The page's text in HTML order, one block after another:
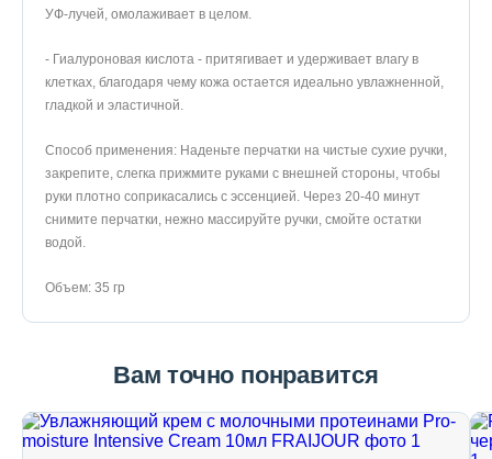
УФ-лучей, омолаживает в целом.
- Гиалуроновая кислота - притягивает и удерживает влагу в
клетках, благодаря чему кожа остается идеально увлажненной,
гладкой и эластичной.
Способ применения: Наденьте перчатки на чистые сухие ручки,
закрепите, слегка прижмите руками с внешней стороны, чтобы
руки плотно соприкасались с эссенцией. Через 20-40 минут
снимите перчатки, нежно массируйте ручки, смойте остатки
водой.
Объем: 35 гр
Вам точно понравится